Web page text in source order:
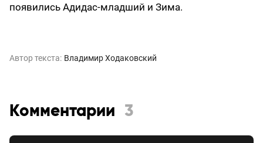
появились Адидас-младший и Зима.
Автор текста: Владимир Ходаковский
Комментарии 3